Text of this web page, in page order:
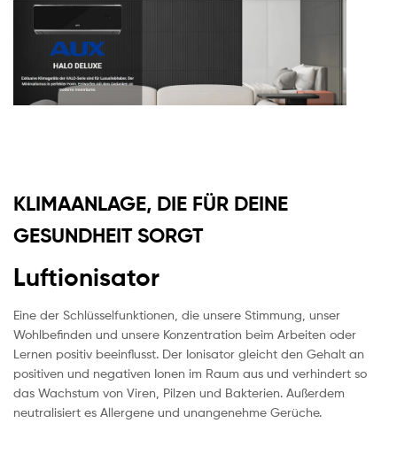
KLIMAANLAGE, DIE FÜR DEINE
GESUNDHEIT SORGT
Luftionisator
Eine der Schlüsselfunktionen, die unsere Stimmung, unser
Wohlbefinden und unsere Konzentration beim Arbeiten oder
Lernen positiv beeinflusst. Der Ionisator gleicht den Gehalt an
positiven und negativen Ionen im Raum aus und verhindert so
das Wachstum von Viren, Pilzen und Bakterien. Außerdem
neutralisiert es Allergene und unangenehme Gerüche.